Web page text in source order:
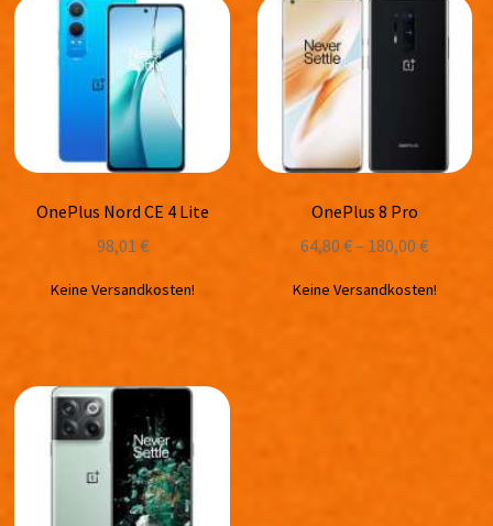
OnePlus Nord CE 4 Lite
98,01 €
Keine Versandkosten!
OnePlus 8 Pro
64,80€– 180,00€
Keine Versandkosten!